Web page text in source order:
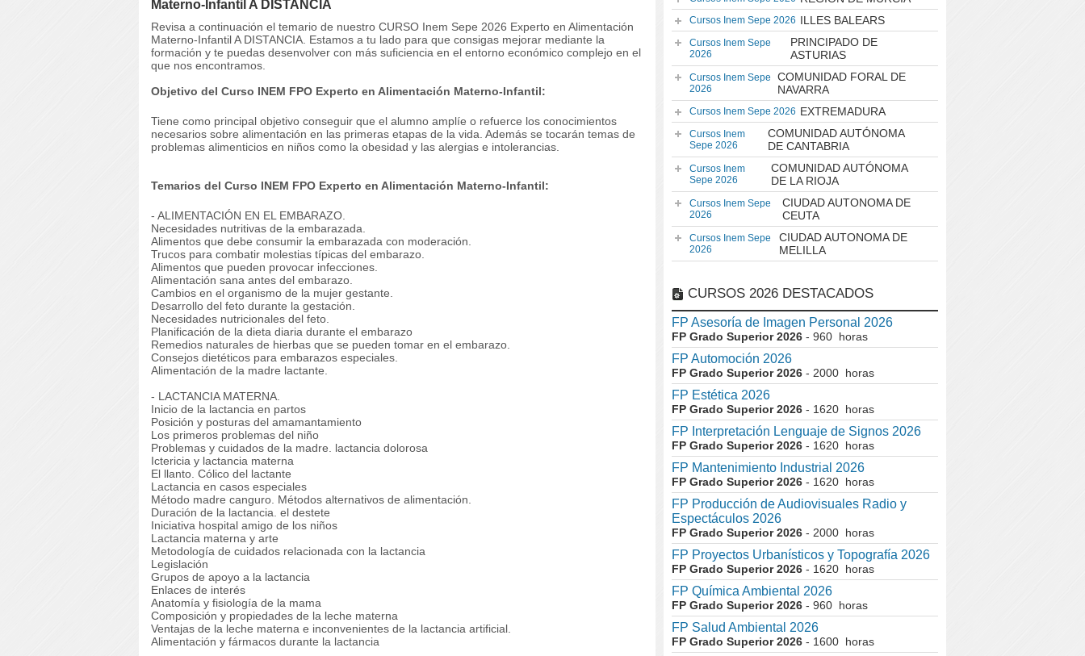
Materno-Infantil A DISTANCIA
Revisa a continuación el temario de nuestro CURSO Inem Sepe 2026 Experto en Alimentación
Materno-Infantil A DISTANCIA. Estamos a tu lado para que consigas mejorar mediante la
formación y te puedas desenvolver con más suficiencia en el entorno económico complejo en el
que nos encontramos.
Objetivo del Curso INEM FPO Experto en Alimentación Materno-Infantil:
Tiene como principal objetivo conseguir que el alumno amplíe o refuerce los conocimientos
necesarios sobre alimentación en las primeras etapas de la vida. Además se tocarán temas de
problemas alimenticios en niños como la obesidad y las alergias e intolerancias.
Temarios del Curso INEM FPO Experto en Alimentación Materno-Infantil:
- ALIMENTACIÓN EN EL EMBARAZO.
Necesidades nutritivas de la embarazada.
Alimentos que debe consumir la embarazada con moderación.
Trucos para combatir molestias típicas del embarazo.
Alimentos que pueden provocar infecciones.
Alimentación sana antes del embarazo.
Cambios en el organismo de la mujer gestante.
Desarrollo del feto durante la gestación.
Necesidades nutricionales del feto.
Planificación de la dieta diaria durante el embarazo
Remedios naturales de hierbas que se pueden tomar en el embarazo.
Consejos dietéticos para embarazos especiales.
Alimentación de la madre lactante.
- LACTANCIA MATERNA.
Inicio de la lactancia en partos
Posición y posturas del amamantamiento
Los primeros problemas del niño
Problemas y cuidados de la madre. lactancia dolorosa
Ictericia y lactancia materna
El llanto. Cólico del lactante
Lactancia en casos especiales
Método madre canguro. Métodos alternativos de alimentación.
Duración de la lactancia. el destete
Iniciativa hospital amigo de los niños
Lactancia materna y arte
Metodología de cuidados relacionada con la lactancia
Legislación
Grupos de apoyo a la lactancia
Enlaces de interés
Anatomía y fisiología de la mama
Composición y propiedades de la leche materna
Ventajas de la leche materna e inconvenientes de la lactancia artificial.
Alimentación y fármacos durante la lactancia
Cursos Inem Sepe 2026 ILLES BALEARS
Cursos Inem Sepe
2026
PRINCIPADO DE
ASTURIAS
Cursos Inem Sepe
2026
COMUNIDAD FORAL DE
NAVARRA
Cursos Inem Sepe 2026 EXTREMADURA
Cursos Inem
Sepe 2026
COMUNIDAD AUTÓNOMA
DE CANTABRIA
Cursos Inem
Sepe 2026
COMUNIDAD AUTÓNOMA
DE LA RIOJA
Cursos Inem Sepe
2026
CIUDAD AUTONOMA DE
CEUTA
Cursos Inem Sepe
2026
CIUDAD AUTONOMA DE
MELILLA
CURSOS 2026 DESTACADOS
FP Asesoría de Imagen Personal 2026
FP Grado Superior 2026 - 960 horas
FP Automoción 2026
FP Grado Superior 2026 - 2000 horas
FP Estética 2026
FP Grado Superior 2026 - 1620 horas
FP Interpretación Lenguaje de Signos 2026
FP Grado Superior 2026 - 1620 horas
FP Mantenimiento Industrial 2026
FP Grado Superior 2026 - 1620 horas
FP Producción de Audiovisuales Radio y
Espectáculos 2026
FP Grado Superior 2026 - 2000 horas
FP Proyectos Urbanísticos y Topografía 2026
FP Grado Superior 2026 - 1620 horas
FP Química Ambiental 2026
FP Grado Superior 2026 - 960 horas
FP Salud Ambiental 2026
FP Grado Superior 2026 - 1600 horas